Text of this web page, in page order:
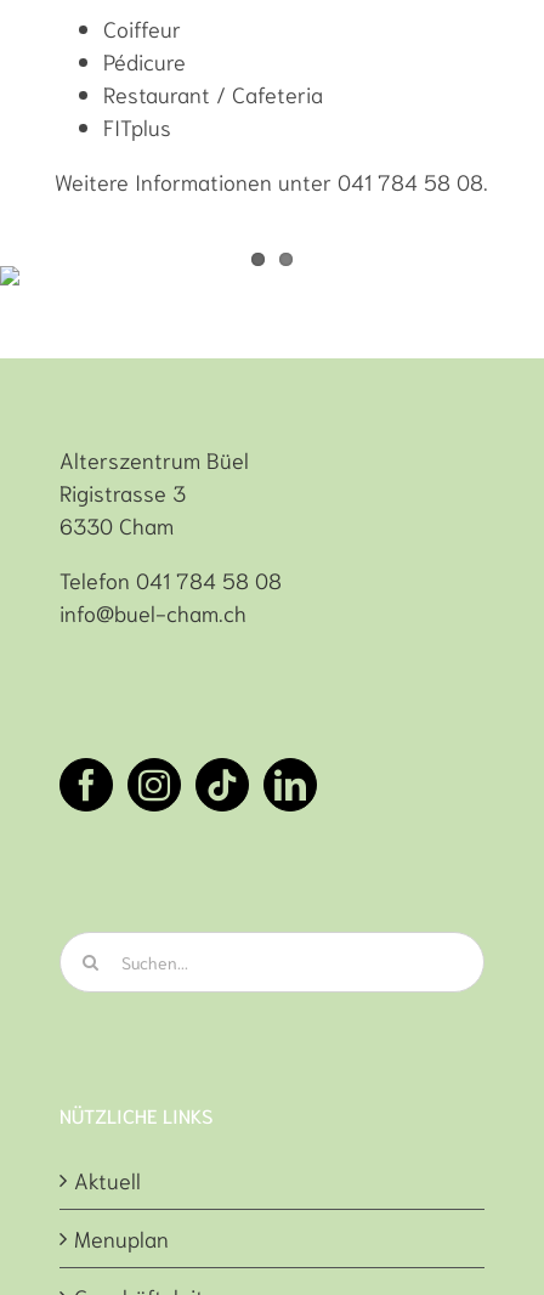
Coiffeur
Pédicure
Restaurant / Cafeteria
FITplus
Weitere Informationen unter 041 784 58 08.
Alterszentrum Büel
Rigistrasse 3
6330 Cham
Telefon 041 784 58 08
info@buel-cham.ch
Suche
nach:
NÜTZLICHE LINKS
Aktuell
Menuplan